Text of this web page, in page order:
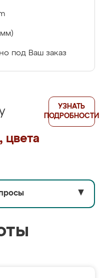
под Ваш заказ
УЗНАТЬ
ПОДРОБНОСТИ
▼